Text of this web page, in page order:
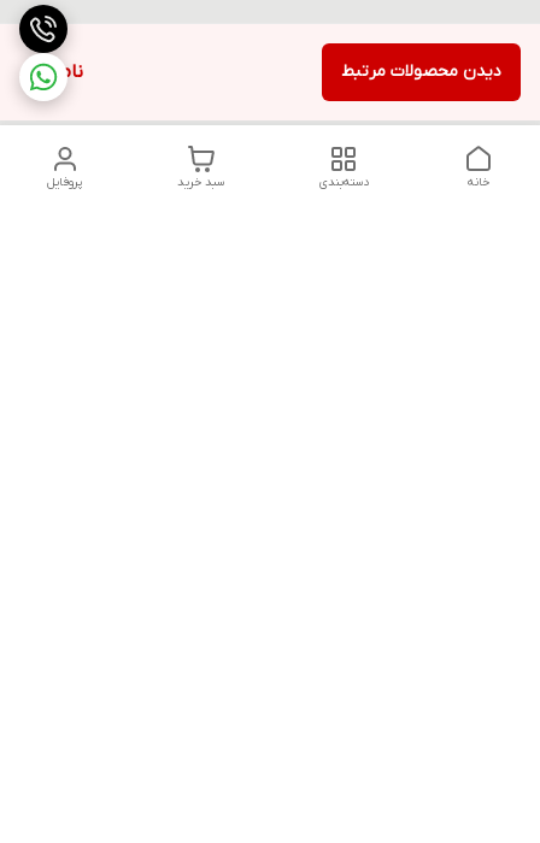
ناموجود دیدن محصولات مرتبط
پروفایل سبد خرید دسته‌بندی خانه